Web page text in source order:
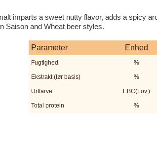
imparts a sweet nutty flavor, adds a spicy
Saison and Wheat beer styles.
Parameter Enhed
Fugtighed %
Ekstrakt (tør basis) %
Urtfarve EBC(Lov.)
Total protein %